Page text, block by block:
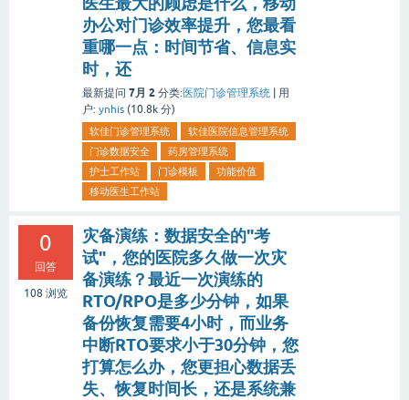
办公对门诊效率提升，您最看
重哪一点：时间节省、信息实
时，还
最新提问 7月 2 分类:医院门诊管理系统
用
户: ynhis (10.8k 分)
软佳门诊管理系统
软佳医院信息管理系统
门诊数据安全
药房管理系统
护士工作站
门诊模板
功能价值
移动医生工作站
0
回答
108 浏览
灾备演练：数据安全的"考
试"，您的医院多久做一次灾
备演练？最近一次演练的
RTO/RPO是多少分钟，如果
备份恢复需要4小时，而业务
中断RTO要求小于30分钟，您
打算怎么办，您更担心数据丢
失、恢复时间长，还是系统兼